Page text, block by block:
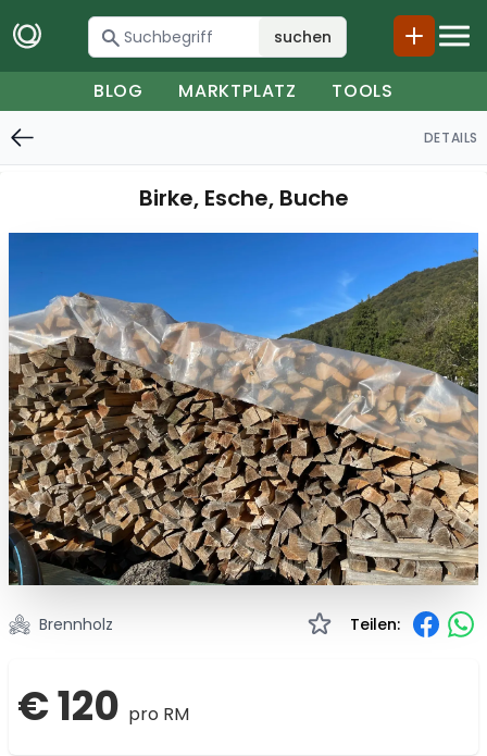
suchen
BLOG MARKTPLATZ TOOLS
DETAILS
Birke, Esche, Buche
Brennholz Teilen:
€ 120 pro RM